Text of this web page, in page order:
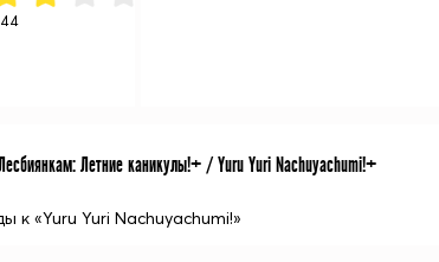
Летние каникулы!+ / Yuru Yuri Nachuyachumi!+
к «Yuru Yuri Nachuyachumi!»